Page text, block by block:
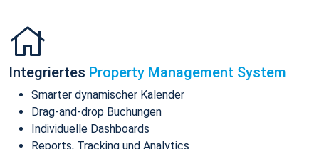
Integriertes Property Management System
Smarter dynamischer Kalender
Drag-and-drop Buchungen
Individuelle Dashboards
Reports, Tracking und Analytics